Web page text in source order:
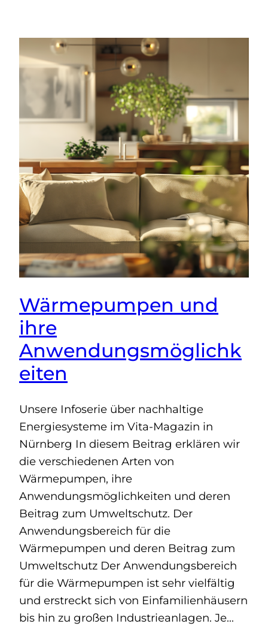
Wärmepumpen und
ihre
Anwendungsmöglichk
eiten
Unsere Infoserie über nachhaltige
Energiesysteme im Vita-Magazin in
Nürnberg In diesem Beitrag erklären wir
die verschiedenen Arten von
Wärmepumpen, ihre
Anwendungsmöglichkeiten und deren
Beitrag zum Umweltschutz. Der
Anwendungsbereich für die
Wärmepumpen und deren Beitrag zum
Umweltschutz Der Anwendungsbereich
für die Wärmepumpen ist sehr vielfältig
und erstreckt sich von Einfamilienhäusern
bis hin zu großen Industrieanlagen. Je…